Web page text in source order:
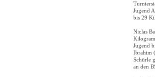
Jugend
bis 29
Niclas
Jugend
Ibrahim
Schürle
an den